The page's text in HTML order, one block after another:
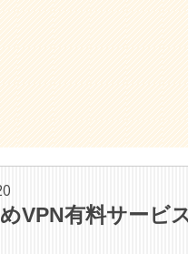
VPN有料サービ